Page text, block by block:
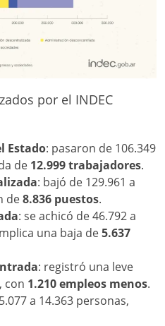
por el INDEC
Estado: pasaron de 106.349
de 12.999 trabajadores.
: bajó de 129.961 a
de8.836 puestos.
: se achicó de 46.792 a
una baja de5.637
: registró una leve
con 1.210 empleos menos.
a 14.363 personas,